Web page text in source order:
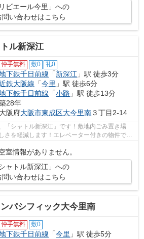
リビエール今里」への
問い合わせはこちら
ル新深江
仲手無料 敷0 礼0
下鉄千日前線 「新深江 」駅 徒歩3分
鉄大阪線 「今里 」駅 徒歩6分
下鉄千日前線 「小路 」駅 徒歩13分
28年
大阪府大阪市東成区大今里南３丁目2-14
「シャトル新深江」です！敷地内ごみ置き場
さを軽減します！エレベーター付きの物件で
能な、魅力的...
室情報がありません。
シャトル新深江」への
問い合わせはこちら
パシフィック大今里南
仲手無料 敷0
下鉄千日前線 「今里 」駅 徒歩5分